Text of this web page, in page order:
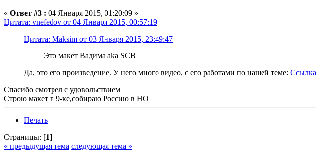
« Ответ #3 : 04 Января 2015, 01:20:09 »
Цитата: vnefedov от 04 Января 2015, 00:57:19
Цитата: Maksim от 03 Января 2015, 23:49:47
Это макет Вадима aka SCB
Да, это его произведение. У него много видео, с его работами по нашей теме: Ссылка
Спасибо смотрел с удовольствием
Строю макет в 9-ке,собираю Россию в НО
Печать
Страницы: [1]
« предыдущая тема следующая тема »